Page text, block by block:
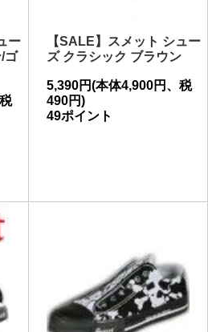
ー
ゴ
【SALE】スメット シュー
ズ クラシック ブラウン
5,390円(本体4,900円、税
490円)
49ポイント